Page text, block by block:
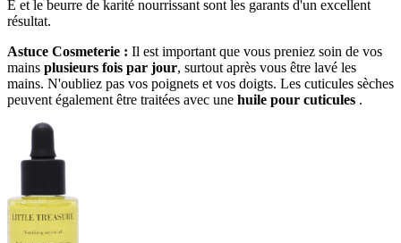
E et le beurre de karité nourrissant sont les garants d'un excellent
résultat.
Astuce Cosmeterie : Il est important que vous preniez soin de vos
mains plusieurs fois par jour, surtout après vous être lavé les
mains. N'oubliez pas vos poignets et vos doigts. Les cuticules sèches
peuvent également être traitées avec une huile pour cuticules .